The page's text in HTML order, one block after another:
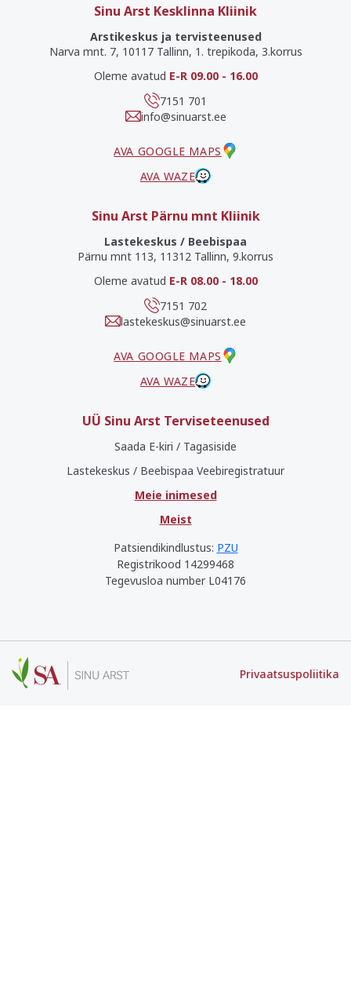
Sinu Arst Kesklinna Kliinik
Arstikeskus ja tervisteenused
Narva mnt. 7, 10117 Tallinn, 1. trepikoda, 3.korrus
Oleme avatud E-R 09.00 - 16.00
7151 701
info@sinuarst.ee
AVA GOOGLE MAPS
AVA WAZE
Sinu Arst Pärnu mnt Kliinik
Lastekeskus / Beebispaa
Pärnu mnt 113, 11312 Tallinn, 9.korrus
Oleme avatud E-R 08.00 - 18.00
7151 702
lastekeskus@sinuarst.ee
AVA GOOGLE MAPS
AVA WAZE
UÜ Sinu Arst Terviseteenused
Saada E-kiri / Tagasiside
Lastekeskus / Beebispaa Veebiregistratuur
Meie inimesed
Meist
Patsiendikindlustus: PZU
Registrikood 14299468
Tegevusloa number L04176
Privaatsuspoliitika